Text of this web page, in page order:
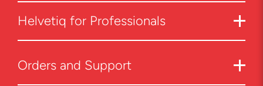
Helvetiq for Professionals
Orders and Support